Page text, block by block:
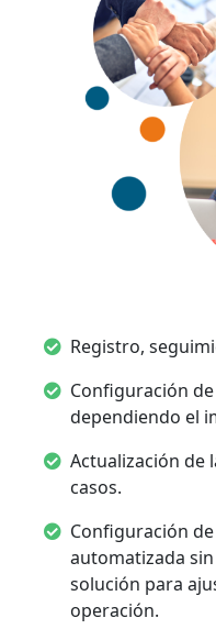
Registro,
Configuración
dependiendo el
Actualización de
casos.
Configuración
automatizada
solución para
operación.